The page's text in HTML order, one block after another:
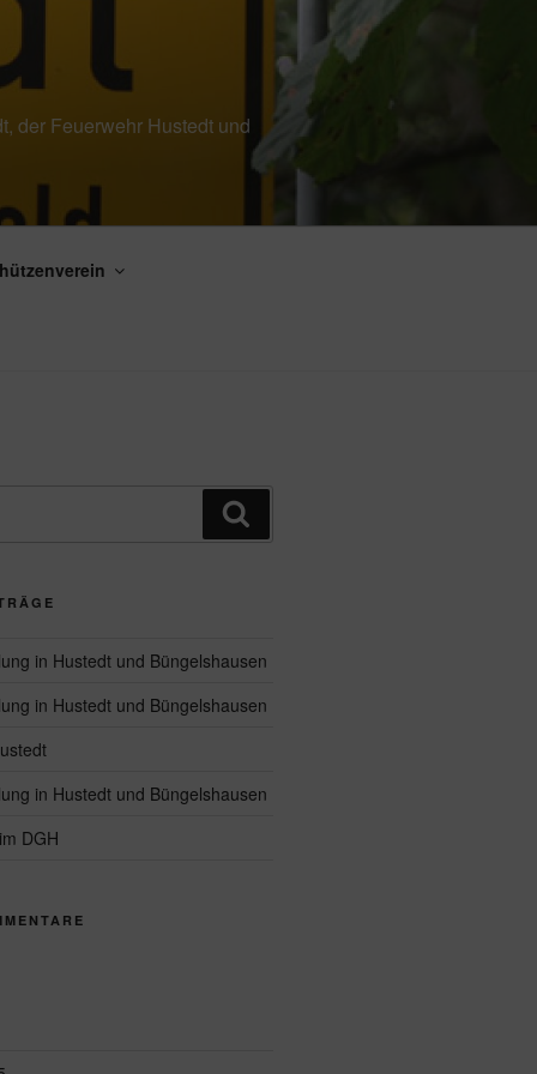
der Feuerwehr Hustedt und
in Hustedt und Büngelshausen
in Hustedt und Büngelshausen
in Hustedt und Büngelshausen
DGH